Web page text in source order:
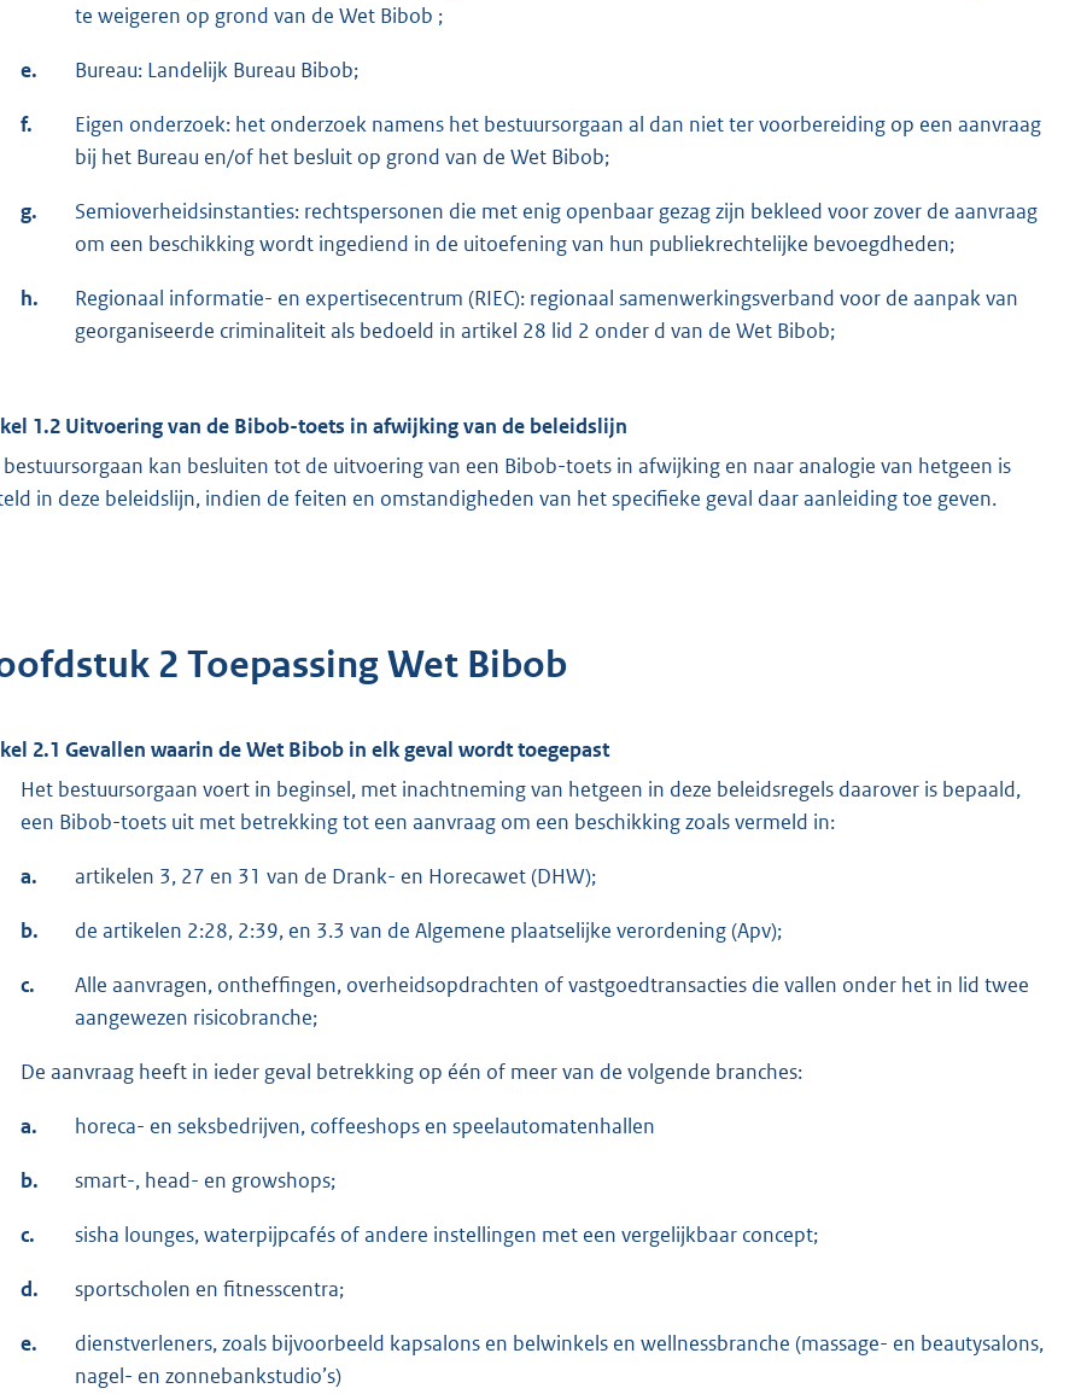
te weigeren op grond van de Wet Bibob ;
e. Bureau: Landelijk Bureau Bibob;
f.
Eigen onderzoek: het onderzoek namens het bestuursorgaan al dan niet ter voorbereiding op een aanvraag
bij het Bureau en/of het besluit op grond van de Wet Bibob;
g.
Semioverheidsinstanties: rechtspersonen die met enig openbaar gezag zijn bekleed voor zover de aanvraag
om een beschikking wordt ingediend in de uitoefening van hun publiekrechtelijke bevoegdheden;
h.
Regionaal informatie- en expertisecentrum (RIEC): regionaal samenwerkingsverband voor de aanpak van
georganiseerde criminaliteit als bedoeld in artikel 28 lid 2 onder d van de Wet Bibob;
1.2 Uitvoering van de Bibob-toets in afwijking van de beleidslijn
kan besluiten tot de uitvoering van een Bibob-toets in afwijking en naar analogie van hetgeen is
in deze beleidslijn, indien de feiten en omstandigheden van het specifieke geval daar aanleiding toe geven.
2 Toepassing Wet Bibob
2.1 Gevallen waarin de Wet Bibob in elk geval wordt toegepast
Het bestuursorgaan voert in beginsel, met inachtneming van hetgeen in deze beleidsregels daarover is bepaald,
een Bibob-toets uit met betrekking tot een aanvraag om een beschikking zoals vermeld in:
a. artikelen 3, 27 en 31 van de Drank- en Horecawet (DHW);
b. de artikelen 2:28, 2:39, en 3.3 van de Algemene plaatselijke verordening (Apv);
c.
Alle aanvragen, ontheffingen, overheidsopdrachten of vastgoedtransacties die vallen onder het in lid twee
aangewezen risicobranche;
De aanvraag heeft in ieder geval betrekking op één of meer van de volgende branches:
a. horeca- en seksbedrijven, coffeeshops en speelautomatenhallen
b. smart-, head- en growshops;
c. sisha lounges, waterpijpcafés of andere instellingen met een vergelijkbaar concept;
d. sportscholen en fitnesscentra;
e.
dienstverleners, zoals bijvoorbeeld kapsalons en belwinkels en wellnessbranche (massage- en beautysalons,
nagel- en zonnebankstudio’s)